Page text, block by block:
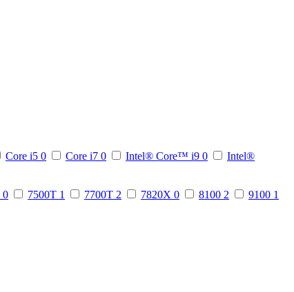
Core i5 0 Core i7 0 Intel® Core™ i9 0
Intel®
0 7500T 1 7700T 2 7820X 0 8100 2 9100 1